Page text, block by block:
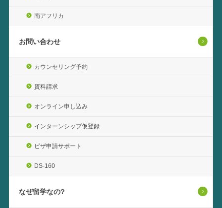
南アフリカ
お問い合わせ
カウンセリング予約
資料請求
オンライン申し込み
インターンシップ仮登録
ビザ申請サポート
DS-160
なぜ留学なの?